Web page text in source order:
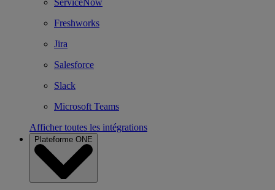
ServiceNow
Freshworks
Jira
Salesforce
Slack
Microsoft Teams
Afficher toutes les intégrations
Plateforme ONE